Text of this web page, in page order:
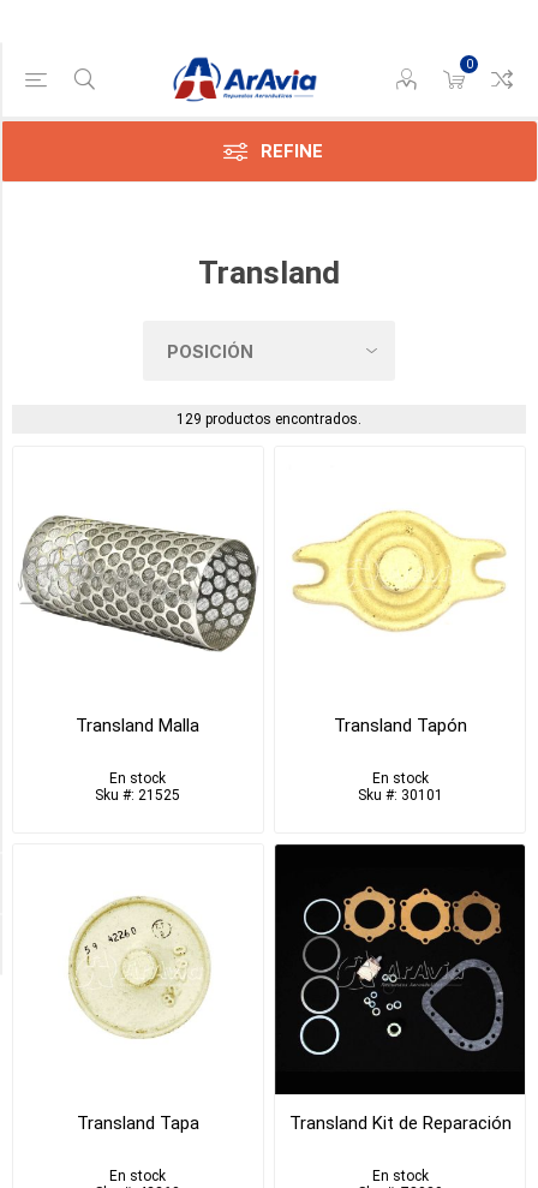
0
REFINE
Transland
129 productos encontrados.
Transland Malla
En stock
Sku #: 21525
Transland Tapón
En stock
Sku #: 30101
Transland Tapa
En stock
Transland Kit de Reparación
En stock
Categoría
Cp
Manómetros,
Caudalímetros,
Otros
Instrumentos
Juntas,
Burletes
Disponible